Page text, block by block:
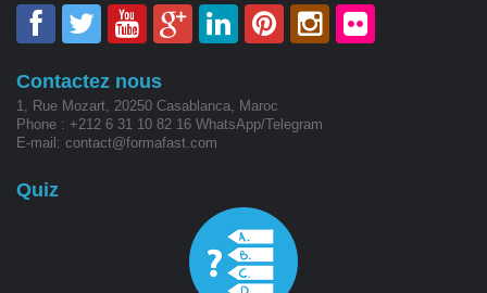
Contactez nous
1, Rue Mozart, 20250 Casablanca, Maroc
Phone : +212 6 31 10 82 16 WhatsApp/Telegram
E-mail: contact@formafast.com
Quiz